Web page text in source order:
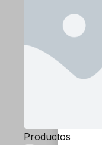
Productos